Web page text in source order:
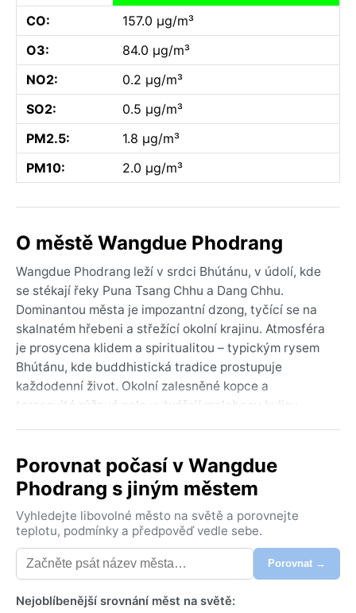
CO:
157.0 µg/m³
O3:
84.0 µg/m³
NO2:
0.2 µg/m³
SO2:
0.5 µg/m³
PM2.5:
1.8 µg/m³
PM10:
2.0 µg/m³
O městě Wangdue Phodrang
Wangdue Phodrang leží v srdci Bhútánu, v údolí, kde
se stékají řeky Puna Tsang Chhu a Dang Chhu.
Dominantou města je impozantní dzong, tyčící se na
skalnatém hřebeni a střežící okolní krajinu. Atmosféra
je prosycena klidem a spiritualitou – typickým rysem
Bhútánu, kde buddhistická tradice prostupuje
každodenní život. Okolní zalesněné kopce a
terasovitá rýžová pole vytvářejí malebnou kulisu.
kde se příroda a kultura prolínají v harmonii.
Podle Köppenovy klasifikace má Wangdue Phodrang
vlhké subtropické podnebí se suchou zimou (Cwa).
Léta od června do srpna jsou teplá a velmi vlhká, s
teplotami kolem 25–30 °C a vydatnými monzunovými
dešti – většina ročních srážek (kolem 1000 mm)
spadne právě v tomto období. Zimy od prosince do
února jsou suché a chladné, s jasnými dny a nočními
Porovnat počasí v Wangdue
Phodrang s jiným městem
Vyhledejte libovolné město na světě a porovnejte
teplotu, podmínky a předpověď vedle sebe.
Porovnat →
Nejoblíbenější srovnání měst na světě: